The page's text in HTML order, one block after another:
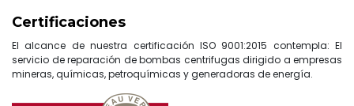
Certificaciones
El alcance de nuestra certificación ISO 9001:2015 contempla: El
servicio de reparación de bombas centrifugas dirigido a empresas
mineras, químicas, petroquímicas y generadoras de energía.